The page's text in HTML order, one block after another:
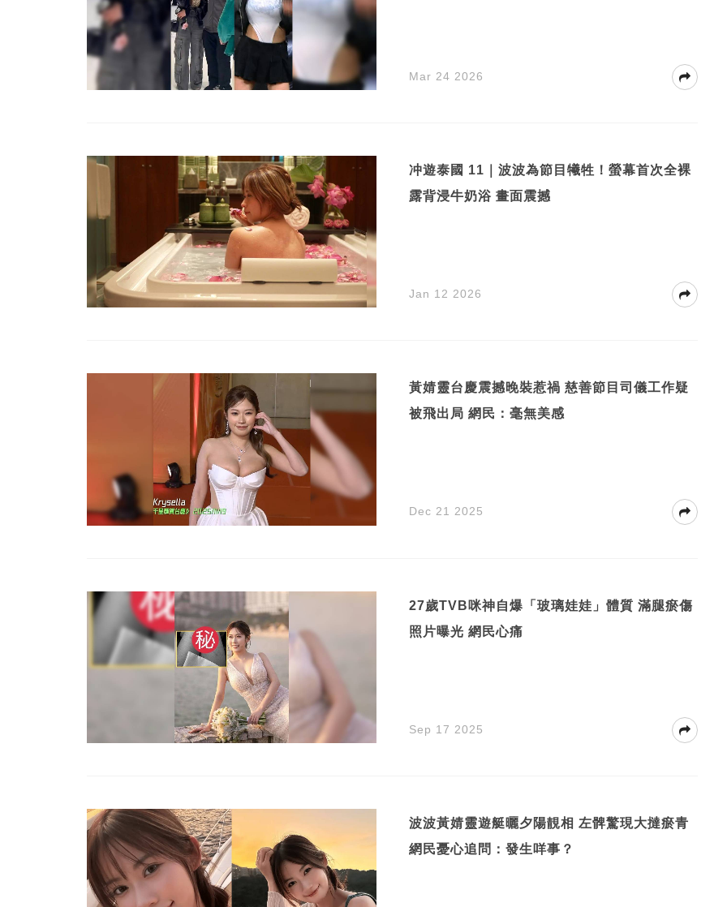
Mar 24 2026
冲遊泰國 11｜波波為節目犧牲！螢幕首次全裸
露背浸牛奶浴 畫面震撼
Jan 12 2026
黃婧靈台慶震撼晚裝惹禍 慈善節目司儀工作疑
被飛出局 網民：毫無美感
Dec 21 2025
27歲TVB咪神自爆「玻璃娃娃」體質 滿腿瘀傷
照片曝光 網民心痛
Sep 17 2025
波波黃婧靈遊艇曬夕陽靚相 左髀驚現大撻瘀青
網民憂心追問：發生咩事？